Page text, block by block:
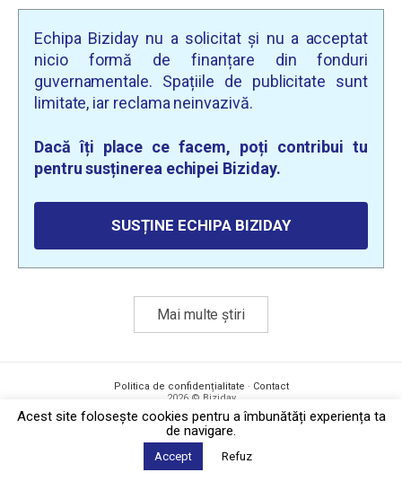
Echipa Biziday nu a solicitat și nu a acceptat
nicio formă de finanțare din fonduri
guvernamentale. Spațiile de publicitate sunt
limitate, iar reclama neinvazivă.
Dacă îți place ce facem, poți contribui tu
pentru susținerea echipei Biziday.
SUSȚINE ECHIPA BIZIDAY
Mai multe știri
Politica de confidențialitate · Contact
2026 © Biziday
Acest site foloseşte cookies pentru a îmbunătăți experiența ta
de navigare.
Accept Refuz